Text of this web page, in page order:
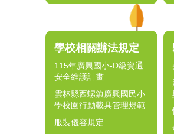
學校相關辦法規定
115年廣興國小-D級資通
安全維護計畫
雲林縣西螺鎮廣興國民小
學校園行動載具管理規範
服裝儀容規定